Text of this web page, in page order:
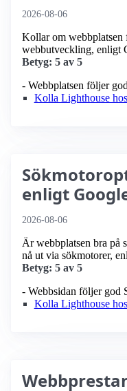
2026-08-06
Kollar om
webbutveckling, enligt
Betyg: 5 av 5
- Webbplatsen följer
Kolla Lighthouse
enligt
2026-08-06
Är webbplatsen bra på
nå ut via sökmotorer,
Betyg: 5 av 5
- Webbsidan följer god
Kolla Lighthouse